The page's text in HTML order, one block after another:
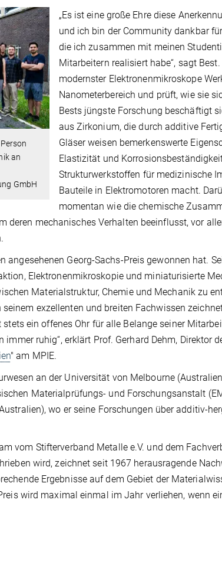
an
GmbH
„Es ist eine große Ehre diese
und ich bin der Community dankbar
die ich zusammen mit meinen
Mitarbeitern realisiert habe“, sagt
modernster Elektronenmikroskope
Nanometerbereich und prüft, wie sie
Bests jüngste Forschung beschäftigt
aus Zirkonium, die durch additive
Gläser weisen bemerkenswerte
Elastizität und
Strukturwerkstoffen für medizinische
Bauteile in Elektromotoren macht.
momentan wie die chemische
deren mechanisches Verhalten beeinflusst, vor
angesehenen Georg-Sachs-Preis gewonnen hat.
Elektronenmikroskopie und miniaturisierte
Materialstruktur, Chemie und Mechanik zu
exzellenten und breiten Fachwissen
ein offenes Ohr für alle Belange seiner
ruhig“, erklärt Prof. Gerhard Dehm, Direktor
" am MPIE.
an der Universität von Melbourne
Materialprüfungs- und Forschungsanstalt
wo er seine Forschungen über additiv-
vom Stifterverband Metalle e.V. und dem
wird, zeichnet seit 1967 herausragende
Ergebnisse auf dem Gebiet der
wird maximal einmal im Jahr verliehen, wenn